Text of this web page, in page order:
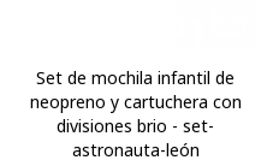
Set de mochila infantil de
neopreno y cartuchera con
divisiones brio - set-
astronauta-león